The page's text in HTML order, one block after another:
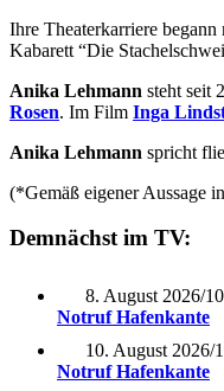
Ihre Theaterkarriere
Kabarett “Die
Anika Lehmann steht seit
Rosen. Im Film Inga
Anika Lehmann spricht
(*Gemäß eigener Aussage
Demnächst im TV:
8. August 2026/
Notruf Hafenkante
10. August 2026/
Notruf Hafenkante